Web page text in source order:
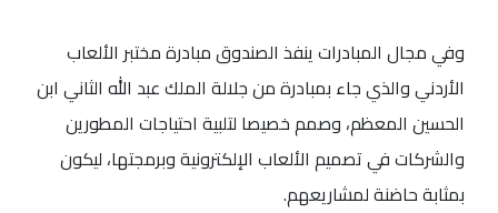
وفي مجال المبادرات ينفذ الصندوق مبادرة مختبر الألعاب
الأردني والذي جاء بمبادرة من جلالة الملك عبد الله الثاني ابن
الحسين المعظم، وصمم خصيصا لتلبية احتياجات المطورين
والشركات في تصميم الألعاب الإلكترونية وبرمجتها، ليكون
بمثابة حاضنة لمشاريعهم.